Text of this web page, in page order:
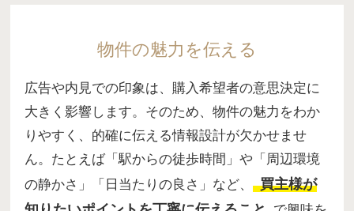
物件の魅力を伝える
広告や内見での印象は、購入希望者の意思決定に
大きく影響します。そのため、物件の魅力をわか
りやすく、的確に伝える情報設計が欠かせませ
ん。たとえば「駅からの徒歩時間」や「周辺環境
の静かさ」「日当たりの良さ」など、 買主様が